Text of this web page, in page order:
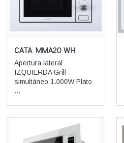
CATA MMA20 WH
Apertura lateral
IZQUIERDA Grill
simultáneo 1.000W Plato
...